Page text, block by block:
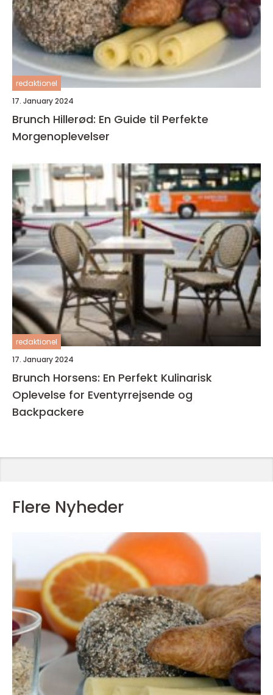
redaktionel
17. January 2024
Brunch Hillerød: En Guide til Perfekte
Morgenoplevelser
redaktionel
17. January 2024
Brunch Horsens: En Perfekt Kulinarisk
Oplevelse for Eventyrrejsende og
Backpackere
Flere Nyheder